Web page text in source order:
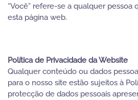
“Você” refere-se a qualquer
esta página web.
Política de Privacidade da Website
Qualquer conteúdo ou dados
para o nosso site estão sujeitos à
protecção de dados pessoais